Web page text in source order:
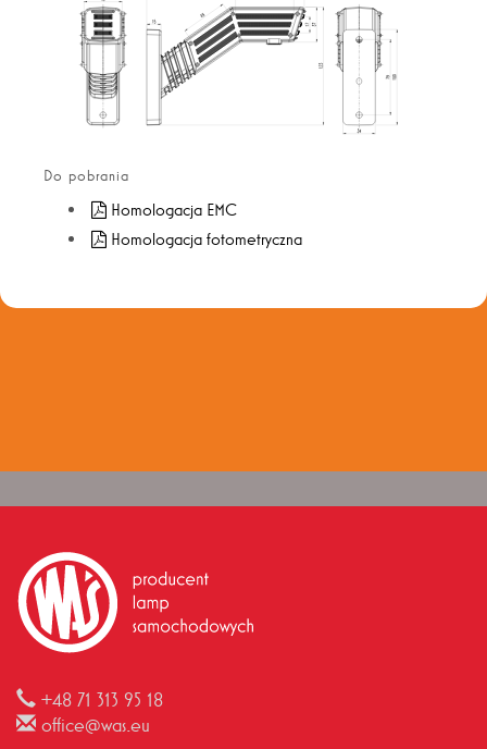
Do pobrania
Homologacja EMC
Homologacja fotometryczna
+48 71 313 95 18
office@was.eu